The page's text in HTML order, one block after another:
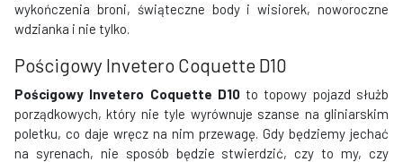
wykończenia broni, świąteczne body i wisiorek, noworoczne
wdzianka i nie tylko.
Pościgowy Invetero Coquette D10
Pościgowy Invetero Coquette D10to topowy pojazd służb
porządkowych, który nie tyle wyrównuje szanse na gliniarskim
poletku, co daje wręcz na nim przewagę. Gdy będziemy jechać
na syrenach, nie sposób będzie stwierdzić, czy to my, czy